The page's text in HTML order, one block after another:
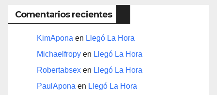
Comentarios recientes
KimApona en Llegó La Hora
Michaelfropy en Llegó La Hora
Robertabsex en Llegó La Hora
PaulApona en Llegó La Hora